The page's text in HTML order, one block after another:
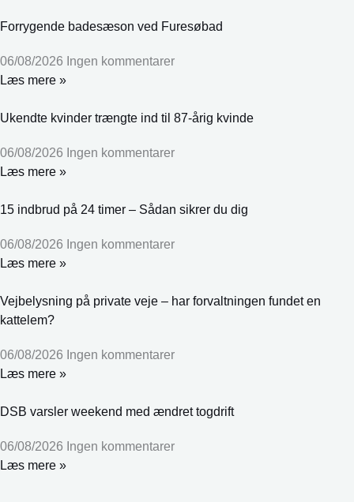
Forrygende badesæson ved Furesøbad
06/08/2026 Ingen kommentarer
Læs mere »
Ukendte kvinder trængte ind til 87-årig kvinde
06/08/2026 Ingen kommentarer
Læs mere »
15 indbrud på 24 timer – Sådan sikrer du dig
06/08/2026 Ingen kommentarer
Læs mere »
Vejbelysning på private veje – har forvaltningen fundet en
kattelem?
06/08/2026 Ingen kommentarer
Læs mere »
DSB varsler weekend med ændret togdrift
06/08/2026 Ingen kommentarer
Læs mere »